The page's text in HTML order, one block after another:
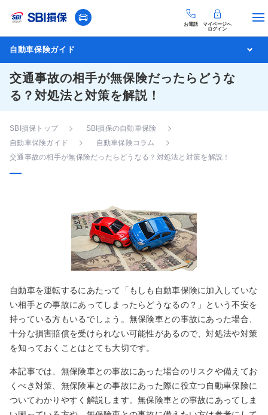
お電話
マイページへ
ログイン
自動車保険ガイド
交通事故の相手が無保険だったらどうな
る？対処法と対策を解説！
SBI損保トップ
SBI損保の自動車保険
自動車保険ガイド
自動車保険コラム
交通事故の相手が無保険だったらどうなる？対処法と対策を解説！
自動車を運転するにあたって「もしも自動車保険に加入していな
い相手との事故にあってしまったらどうなるの？」という不安を
持っている方もいるでしょう。無保険車との事故にあった場合、
十分な損害賠償を受けられない可能性があるので、対処法や対策
を知っておくことはとても大切です。
本記事では、無保険車との事故にあった場合のリスクや備えてお
くべき対策、無保険車との事故にあった際に役立つ自動車保険に
ついてわかりやすく解説します。無保険車との事故にあってしま